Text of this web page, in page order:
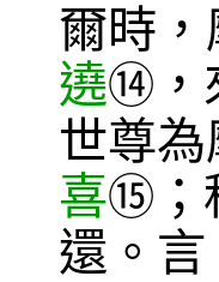
爾時
遶⑭
世尊
喜⑮
還。言